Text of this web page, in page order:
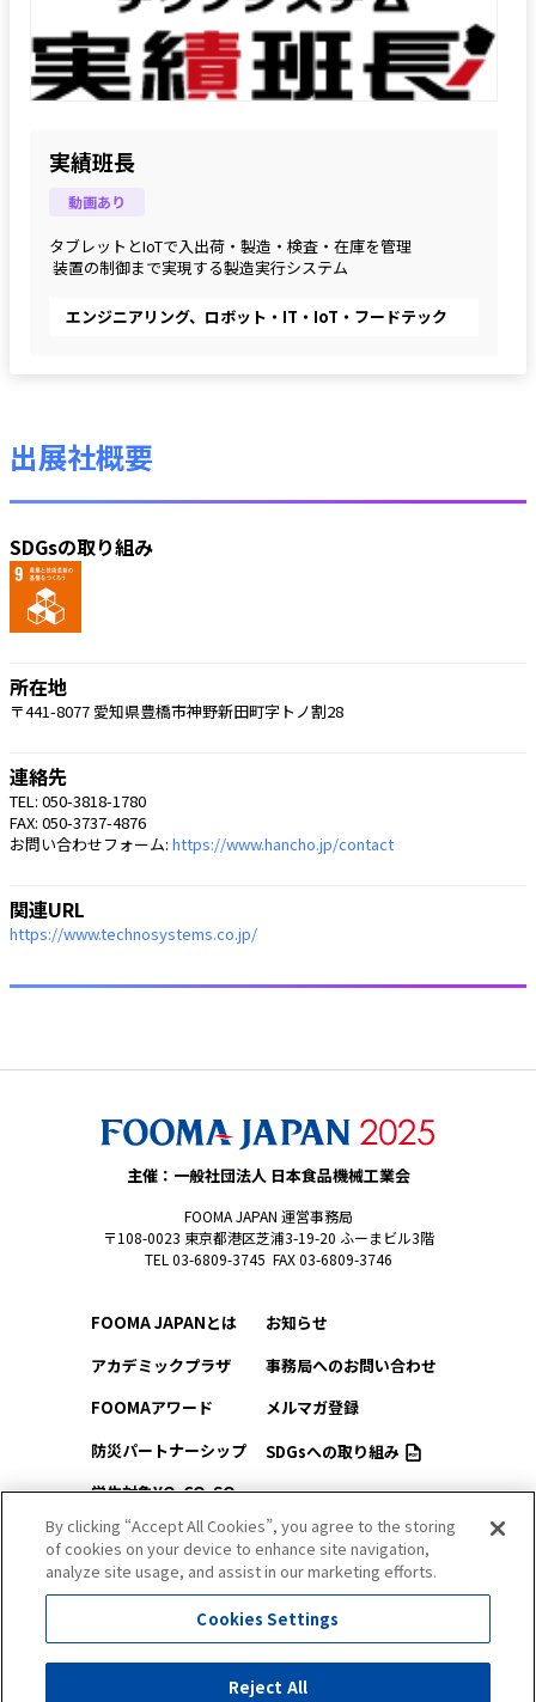
実績班長
動画あり
タブレットとIoTで入出荷・製造・検査・在庫を管理
装置の制御まで実現する製造実行システム
エンジニアリング、ロボット・IT・IoT・フードテック
出展社概要
SDGsの取り組み
所在地
〒441-8077 愛知県豊橋市神野新田町字トノ割28
連絡先
TEL: 050-3818-1780
FAX: 050-3737-4876
お問い合わせフォーム: https://www.hancho.jp/contact
関連URL
https://www.technosystems.co.jp/
主催：一般社団法人 日本食品機械工業会
FOOMA JAPAN 運営事務局
〒108-0023 東京都港区芝浦3-19-20 ふーまビル3階
TEL 03-6809-3745 FAX 03-6809-3746
FOOMA JAPANとは
アカデミックプラザ
FOOMAアワード
防災パートナーシップ
学生対象YO-CO-SO
（ようこそ）FOOMA
会場アクセス
会場マップ
出展社情報
セミナー・シンポジウム
お知らせ
事務局へのお問い合わせ
メルマガ登録
SDGsへの取り組み
プライバシーポリシー
サイトマップ
By clicking “Accept All Cookies”, you agree to the storing
of cookies on your device to enhance site navigation,
analyze site usage, and assist in our marketing efforts.
Cookies Settings
Reject All